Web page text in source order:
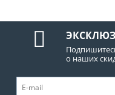
о наших